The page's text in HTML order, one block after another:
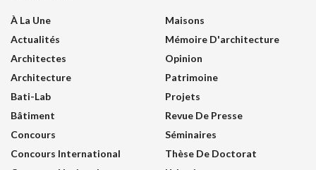
À La Une
Actualités
Architectes
Architecture
Bati-Lab
Bâtiment
Concours
Concours International
Maisons
Mémoire D'architecture
Opinion
Patrimoine
Projets
Revue De Presse
Séminaires
Thèse De Doctorat